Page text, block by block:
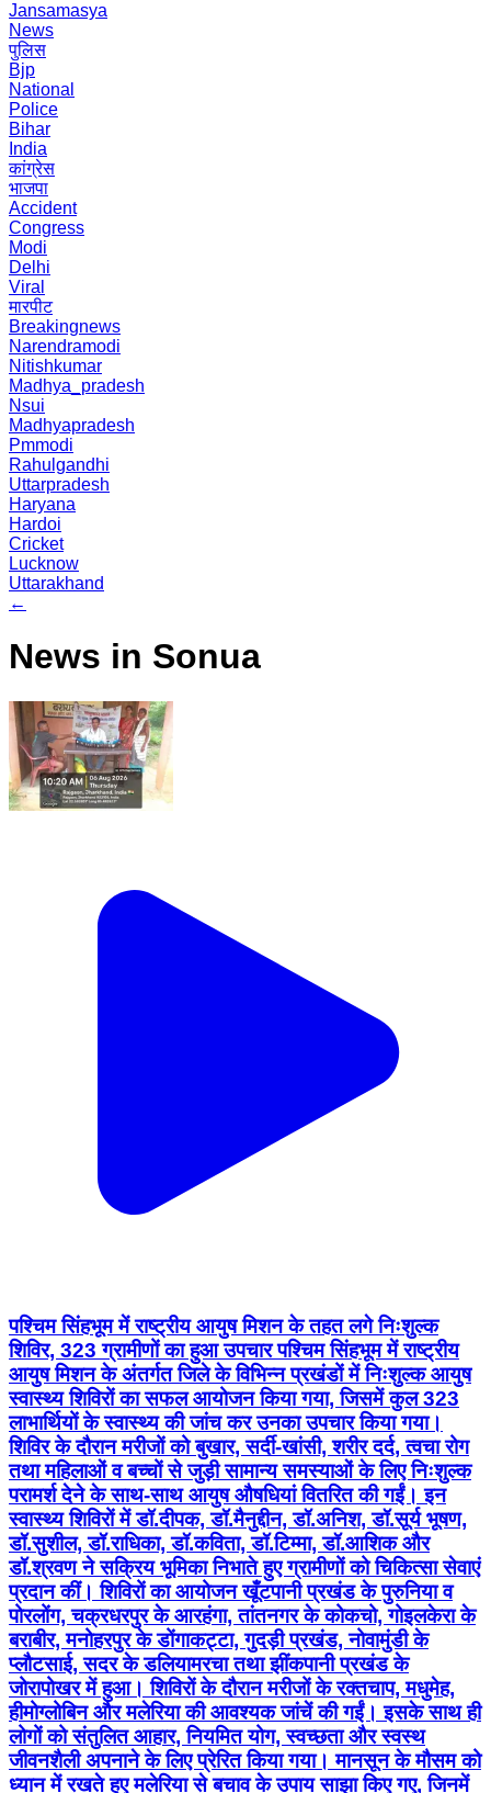
Jansamasya
News
पुलिस
Bjp
National
Police
Bihar
India
कांग्रेस
भाजपा
Accident
Congress
Modi
Delhi
Viral
मारपीट
Breakingnews
Narendramodi
Nitishkumar
Madhya_pradesh
Nsui
Madhyapradesh
Pmmodi
Rahulgandhi
Uttarpradesh
Haryana
Hardoi
Cricket
Lucknow
Uttarakhand
←
News in Sonua
पश्चिम सिंहभूम में राष्ट्रीय आयुष मिशन के तहत लगे निःशुल्क
शिविर, 323 ग्रामीणों का हुआ उपचार पश्चिम सिंहभूम में राष्ट्रीय
आयुष मिशन के अंतर्गत जिले के विभिन्न प्रखंडों में निःशुल्क आयुष
स्वास्थ्य शिविरों का सफल आयोजन किया गया, जिसमें कुल 323
लाभार्थियों के स्वास्थ्य की जांच कर उनका उपचार किया गया।
शिविर के दौरान मरीजों को बुखार, सर्दी-खांसी, शरीर दर्द, त्वचा रोग
तथा महिलाओं व बच्चों से जुड़ी सामान्य समस्याओं के लिए निःशुल्क
परामर्श देने के साथ-साथ आयुष औषधियां वितरित की गईं। इन
स्वास्थ्य शिविरों में डॉ.दीपक, डॉ.मैनुद्दीन, डॉ.अनिश, डॉ.सूर्य भूषण,
डॉ.सुशील, डॉ.राधिका, डॉ.कविता, डॉ.टिम्मा, डॉ.आशिक और
डॉ.श्रवण ने सक्रिय भूमिका निभाते हुए ग्रामीणों को चिकित्सा सेवाएं
प्रदान कीं। शिविरों का आयोजन खूँटपानी प्रखंड के पुरुनिया व
पोरलोंग, चक्रधरपुर के आरहंगा, तांतनगर के कोकचो, गोइलकेरा के
बराबीर, मनोहरपुर के डोंगाकट्टा, गुदड़ी प्रखंड, नोवामुंडी के
प्लौटसाई, सदर के डलियामरचा तथा झींकपानी प्रखंड के
जोरापोखर में हुआ। शिविरों के दौरान मरीजों के रक्तचाप, मधुमेह,
हीमोग्लोबिन और मलेरिया की आवश्यक जांचें की गईं। इसके साथ ही
लोगों को संतुलित आहार, नियमित योग, स्वच्छता और स्वस्थ
जीवनशैली अपनाने के लिए प्रेरित किया गया। मानसून के मौसम को
ध्यान में रखते हुए मलेरिया से बचाव के उपाय साझा किए गए, जिनमें